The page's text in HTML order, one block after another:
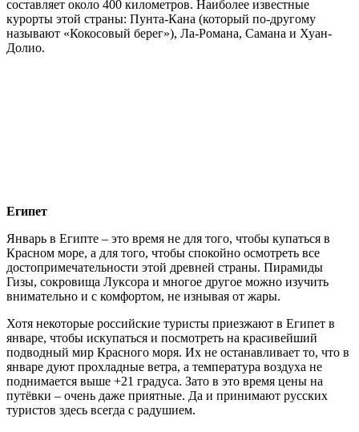
составляет около 400 километров. Наиболее известные
курорты этой страны: Пунта-Кана (который по-другому
называют «Кокосовый берег»), Ла-Романа, Самана и Хуан-
Долио.
Египет
Январь в Египте – это время не для того, чтобы купаться в
Красном море, а для того, чтобы спокойно осмотреть все
достопримечательности этой древней страны. Пирамиды
Гизы, сокровища Луксора и многое другое можно изучить
внимательно и с комфортом, не изнывая от жары.
Хотя некоторые российские туристы приезжают в Египет в
январе, чтобы искупаться и посмотреть на красивейший
подводный мир Красного моря. Их не останавливает то, что в
январе дуют прохладные ветра, а температура воздуха не
поднимается выше +21 градуса. Зато в это время цены на
путёвки – очень даже приятные. Да и принимают русских
туристов здесь всегда с радушием.